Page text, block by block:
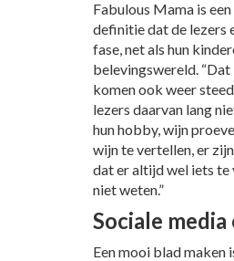
Fabulous Mama is
definitie dat de lezers
fase, net als hun
belevingswereld.
komen ook weer
lezers daarvan lang
hun hobby, wijn
wijn te vertellen, er
dat er altijd wel iets te
niet weten.”
Sociale
Een mooi blad maken